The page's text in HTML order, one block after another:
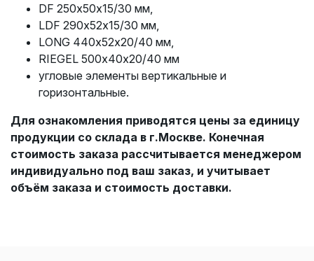
DF 250х50х15/30 мм,
LDF 290х52х15/30 мм,
LONG 440х52х20/40 мм,
RIEGEL 500х40х20/40 мм
угловые элементы вертикальные и
горизонтальные.
Для ознакомления приводятся цены за единицу
продукции со склада в г.Москве. Конечная
стоимость заказа рассчитывается менеджером
индивидуально под ваш заказ, и учитывает
объём заказа и стоимость доставки.